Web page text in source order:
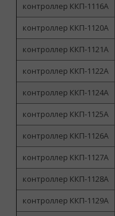
контроллер ККП-1116А
контроллер ККП-1120А
контроллер ККП-1121А
контроллер ККП-1122А
контроллер ККП-1124А
контроллер ККП-1125А
контроллер ККП-1126А
контроллер ККП-1127А
контроллер ККП-1128А
контроллер ККП-1129А